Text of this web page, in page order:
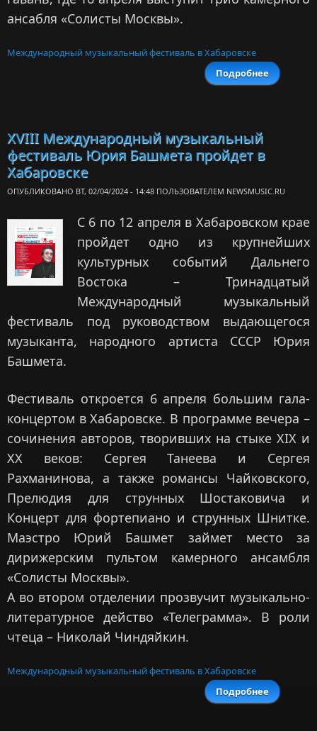
ансабля «Солисты Москвы».
Международный музыкальный фестиваль в Хабаровске
Подробнее
о
XVIII Международный музыкальный
фестиваль Юрия Башмета пройдет в
Хабаровске
ОПУБЛИКОВАНО ВТ, 02/04/2024 - 14:48 ПОЛЬЗОВАТЕЛЕМ NEWSMUSIC.RU
С 6 по 12 апреля в Хабаровском крае
пройдет одно из крупнейших
культурных событий Дальнего
Востока – Тринадцатый
Международный музыкальный
фестиваль под руководством выдающегося
музыканта, народного артиста СССР Юрия
Башмета.
Фестиваль откроется 6 апреля большим гала-
концертом в Хабаровске. В программе вечера –
сочинения авторов, творивших на стыке XIX и
XX веков: Сергея Танеева и Сергея
Рахманинова, а также романсы Чайковского,
Прелюдия для струнных Шостаковича и
Концерт для фортепиано и струнных Шнитке.
Маэстро Юрий Башмет займет место за
дирижерским пультом камерного ансамбля
«Солисты Москвы».
А во втором отделении прозвучит музыкально-
литературное действо «Телеграмма». В роли
чтеца – Николай Чиндяйкин.
Международный музыкальный фестиваль в Хабаровске
Подробнее